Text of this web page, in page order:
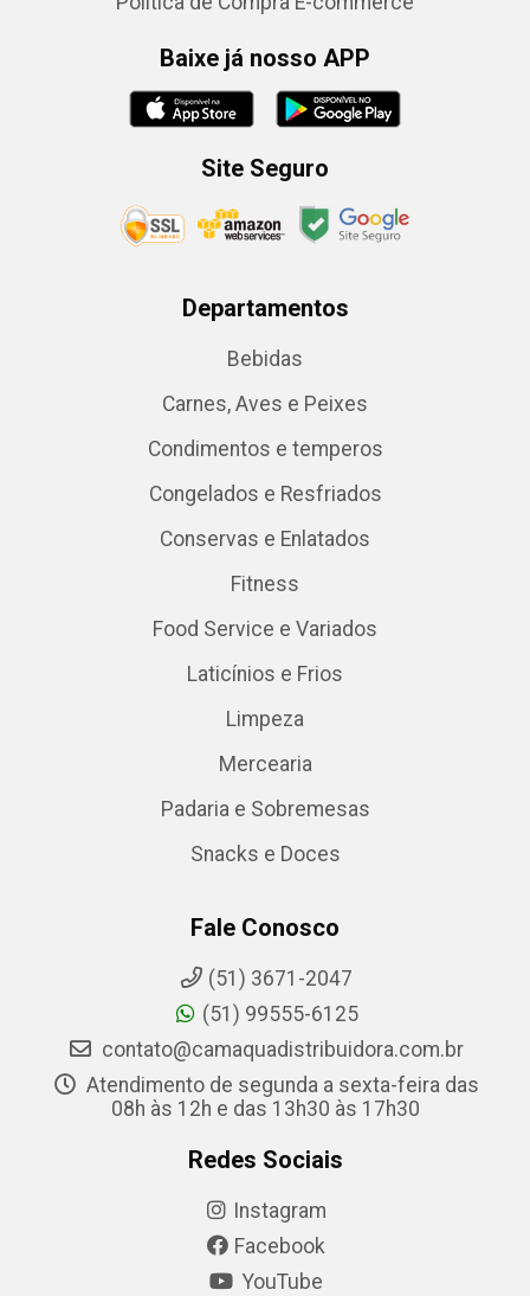
Baixe já nosso APP
Site Seguro
Departamentos
Bebidas
Carnes, Aves e Peixes
Condimentos e temperos
Congelados e Resfriados
Conservas e Enlatados
Fitness
Food Service e Variados
Laticínios e Frios
Limpeza
Mercearia
Padaria e Sobremesas
Snacks e Doces
Fale Conosco
(51) 3671-2047
(51) 99555-6125
contato@camaquadistribuidora.com.br
Atendimento de segunda a sexta-feira das
08h às 12h e das 13h30 às 17h30
Redes Sociais
Instagram
Facebook
YouTube